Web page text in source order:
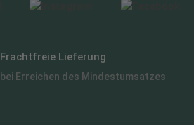
Frachtfreie Lieferung
bei Erreichen des Mindestumsatzes